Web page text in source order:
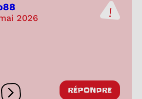
2026
Ouvrir les réactions
RÉPONDRE